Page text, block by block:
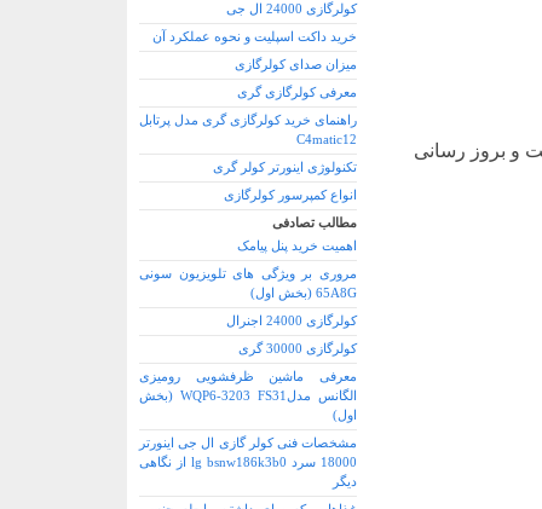
و بروز رسانی
کولرگازی 24000 ال جی
خرید داکت اسپلیت و نحوه عملکرد آن
میزان صدای کولرگازی
معرفی کولرگازی گری
راهنمای خرید کولرگازی گری مدل پرتابل
C4matic12
تکنولوژی اینورتر کولر گری
انواع کمپرسور کولرگازی
مطالب تصادفی
اهمیت خرید پنل پیامک
مروری بر ویژگی های تلویزیون سونی
65A8G (بخش اول)
کولرگازی 24000 اجنرال
کولرگازی 30000 گری
معرفی ماشین ظرفشویی رومیزی
الگانس مدلWQP6-3203 FS31 (بخش
اول)
مشخصات فنی کولر گازی ال جی اینورتر
18000 سرد lg bsnw186k3b0 از نگاهی
دیگر